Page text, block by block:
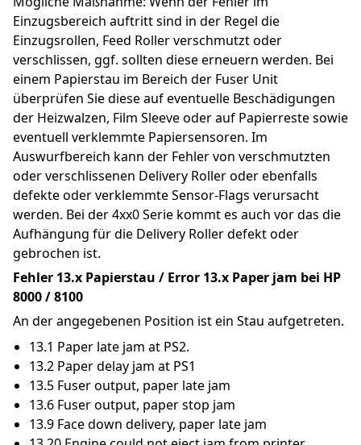
Einzugsbereich auftritt sind in der Regel die
Einzugsrollen, Feed Roller verschmutzt oder
verschlissen, ggf. sollten diese erneuern werden. Bei
einem Papierstau im Bereich der Fuser Unit
überprüfen Sie diese auf eventuelle Beschädigungen
der Heizwalzen, Film Sleeve oder auf Papierreste sowie
eventuell verklemmte Papiersensoren. Im
Auswurfbereich kann der Fehler von verschmutzten
oder verschlissenen Delivery Roller oder ebenfalls
defekte oder verklemmte Sensor-Flags verursacht
werden. Bei der 4xx0 Serie kommt es auch vor das die
Aufhängung für die Delivery Roller defekt oder
gebrochen ist.
Fehler 13.x Papierstau / Error 13.x Paper jam bei HP
8000 / 8100
An der angegebenen Position ist ein Stau aufgetreten.
13.1 Paper late jam at PS2.
13.2 Paper delay jam at PS1
13.5 Fuser output, paper late jam
13.6 Fuser output, paper stop jam
13.9 Face down delivery, paper late jam